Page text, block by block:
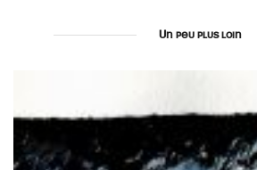
Un peu plus loin